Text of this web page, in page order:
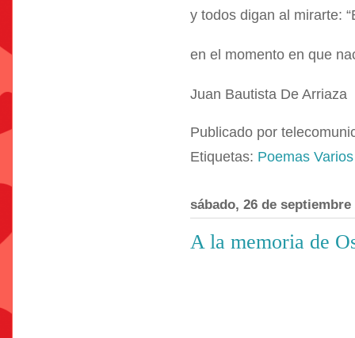
y todos digan al mirarte:
en el momento en que
Juan Bautista De Arriaza
Publicado por
Etiquetas: Poemas Varios
sábado, 26 de septiembre
A la memoria de